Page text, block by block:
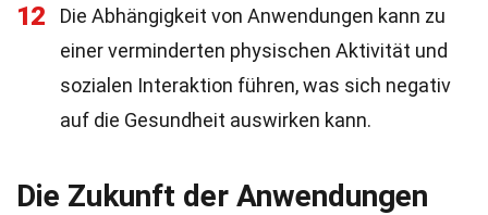
12
Die Abhängigkeit von Anwendungen kann zu
einer verminderten physischen Aktivität und
sozialen Interaktion führen, was sich negativ
auf die Gesundheit auswirken kann.
Die Zukunft der Anwendungen